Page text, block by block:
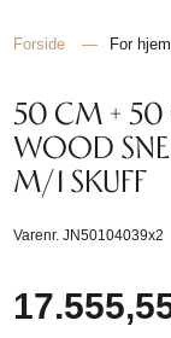
Forside — For
50 CM + 50
WOOD
M/1 SKUFF
Varenr.JN50104039x2